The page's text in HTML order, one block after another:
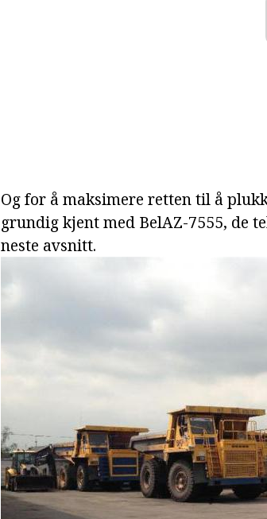
Og for å maksimere retten til å
grundig kjent med BelAZ-7555, de
neste avsnitt.